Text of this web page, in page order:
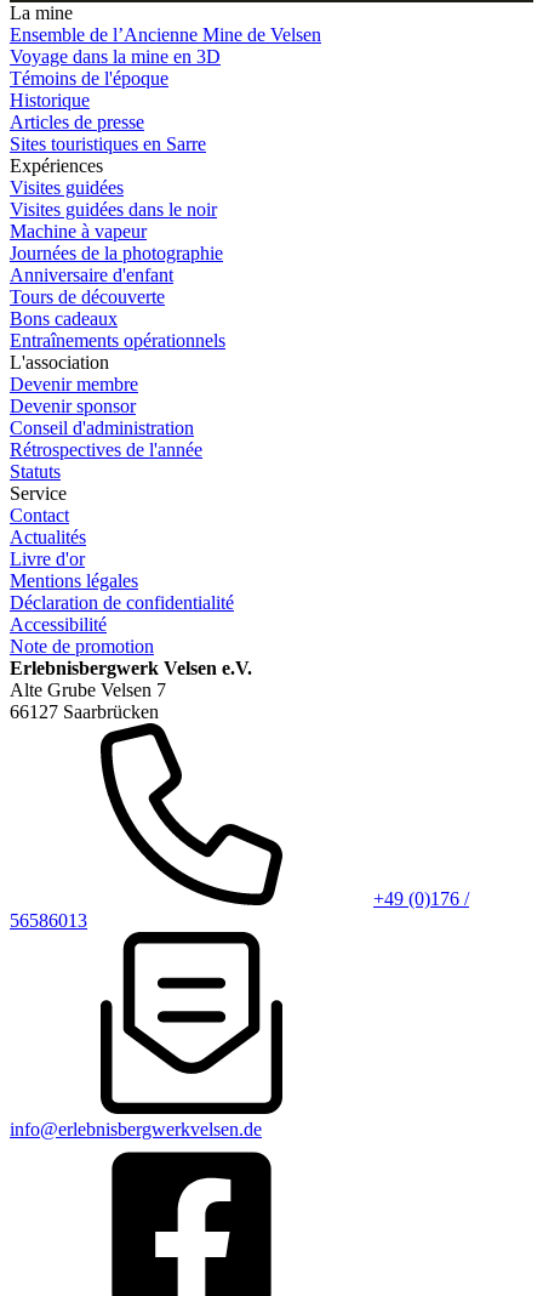
La mine
Ensemble de l’Ancienne Mine de Velsen
Voyage dans la mine en 3D
Témoins de l'époque
Historique
Articles de presse
Sites touristiques en Sarre
Expériences
Visites guidées
Visites guidées dans le noir
Machine à vapeur
Journées de la photographie
Anniversaire d'enfant
Tours de découverte
Bons cadeaux
Entraînements opérationnels
L'association
Devenir membre
Devenir sponsor
Conseil d'administration
Rétrospectives de l'année
Statuts
Service
Contact
Actualités
Livre d'or
Mentions légales
Déclaration de confidentialité
Accessibilité
Note de promotion
Erlebnisbergwerk Velsen e.V.
Alte Grube Velsen 7
66127 Saarbrücken
+49 (0)176 /
56586013
info@erlebnisbergwerkvelsen.de